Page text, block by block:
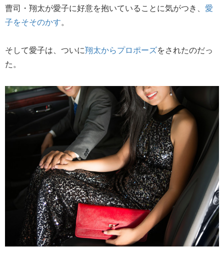
曹司・翔太が愛子に好意を抱いていることに気がつき、 愛
子をそそのかす。
そして愛子は、ついに翔太からプロポーズをされたのだっ
た。